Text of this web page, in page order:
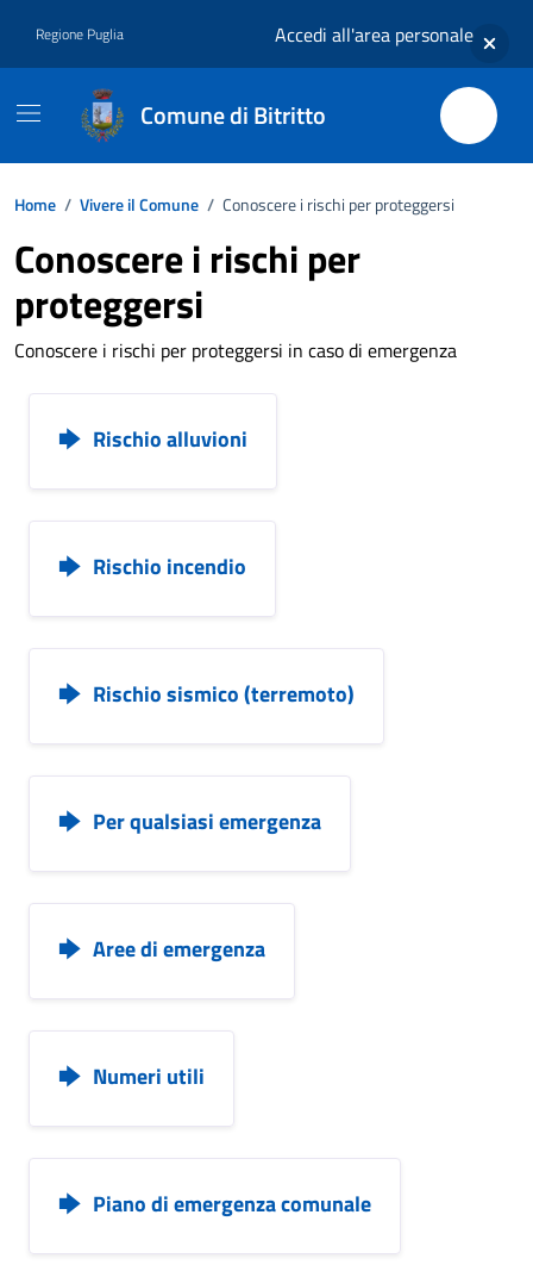
Regione Puglia Accedi all'area personale
Comune di Bitritto
Home / Vivere il Comune / Conoscere i rischi per proteggersi
Conoscere i rischi per
proteggersi
Conoscere i rischi per proteggersi in caso di emergenza
Rischio alluvioni
Rischio incendio
Rischio sismico (terremoto)
Per qualsiasi emergenza
Aree di emergenza
Numeri utili
Piano di emergenza comunale